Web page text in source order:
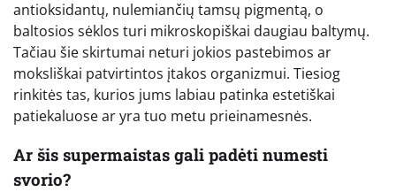
antioksidantų, nulemiančių tamsų pigmentą, o
baltosios sėklos turi mikroskopiškai daugiau baltymų.
Tačiau šie skirtumai neturi jokios pastebimos ar
moksliškai patvirtintos įtakos organizmui. Tiesiog
rinkitės tas, kurios jums labiau patinka estetiškai
patiekaluose ar yra tuo metu prieinamesnės.
Ar šis supermaistas gali padėti numesti
svorio?